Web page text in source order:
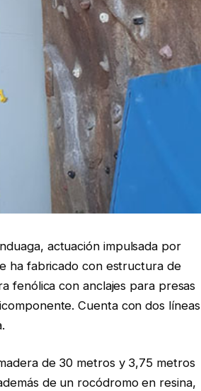
actuación impulsada por
ha fabricado con estructura de
fenólica con anclajes para presas
Cuenta con dos líneas
de 30 metros y 3,75 metros
de un rocódromo en resina,